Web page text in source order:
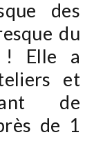
des
du
! Elle a
et
de
de 1